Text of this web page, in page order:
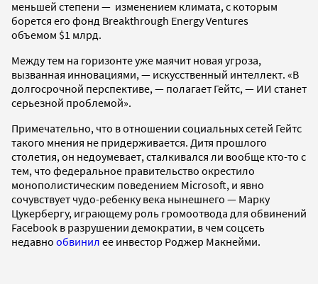
меньшей степени — изменением климата, c которым
борется его фонд Breakthrough Energy Ventures
объемом $1 млрд.
Между тем на горизонте уже маячит новая угроза,
вызванная инновациями, — искусственный интеллект. «В
долгосрочной перспективе, — полагает Гейтс, — ИИ станет
серьезной проблемой».
Примечательно, что в отношении социальных сетей Гейтс
такого мнения не придерживается. Дитя прошлого
столетия, он недоумевает, сталкивался ли вообще кто-то с
тем, что федеральное правительство окрестило
монополистическим поведением Microsoft, и явно
сочувствует чудо-ребенку века нынешнего — Марку
Цукербергу, играющему роль громоотвода для обвинений
Facebook в разрушении демократии, в чем соцсеть
недавно обвинил ее инвестор Роджер Макнейми.